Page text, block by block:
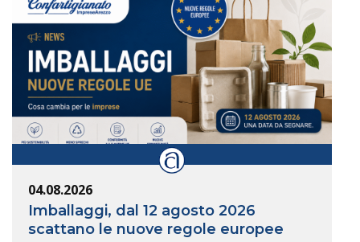
04.08.2026
Imballaggi, dal 12 agosto 2026
scattano le nuove regole europee